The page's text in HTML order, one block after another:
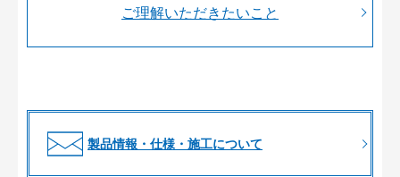
ご理解いただきたいこと
製品情報・仕様・施工について